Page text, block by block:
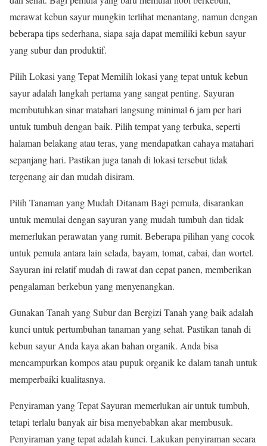
merawat kebun sayur mungkin terlihat menantang, namun dengan
beberapa tips sederhana, siapa saja dapat memiliki kebun sayur
yang subur dan produktif.
Pilih Lokasi yang Tepat Memilih lokasi yang tepat untuk kebun
sayur adalah langkah pertama yang sangat penting. Sayuran
membutuhkan sinar matahari langsung minimal 6 jam per hari
untuk tumbuh dengan baik. Pilih tempat yang terbuka, seperti
halaman belakang atau teras, yang mendapatkan cahaya matahari
sepanjang hari. Pastikan juga tanah di lokasi tersebut tidak
tergenang air dan mudah disiram.
Pilih Tanaman yang Mudah Ditanam Bagi pemula, disarankan
untuk memulai dengan sayuran yang mudah tumbuh dan tidak
memerlukan perawatan yang rumit. Beberapa pilihan yang cocok
untuk pemula antara lain selada, bayam, tomat, cabai, dan wortel.
Sayuran ini relatif mudah di rawat dan cepat panen, memberikan
pengalaman berkebun yang menyenangkan.
Gunakan Tanah yang Subur dan Bergizi Tanah yang baik adalah
kunci untuk pertumbuhan tanaman yang sehat. Pastikan tanah di
kebun sayur Anda kaya akan bahan organik. Anda bisa
mencampurkan kompos atau pupuk organik ke dalam tanah untuk
memperbaiki kualitasnya.
Penyiraman yang Tepat Sayuran memerlukan air untuk tumbuh,
tetapi terlalu banyak air bisa menyebabkan akar membusuk.
Penyiraman yang tepat adalah kunci. Lakukan penyiraman secara